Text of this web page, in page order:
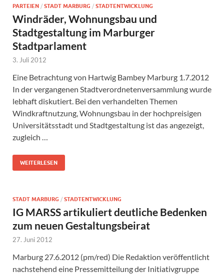
PARTEIEN / STADT MARBURG / STADTENTWICKLUNG
Windräder, Wohnungsbau und
Stadtgestaltung im Marburger
Stadtparlament
3. Juli 2012
Eine Betrachtung von Hartwig Bambey Marburg 1.7.2012
In der vergangenen Stadtverordnetenversammlung wurde
lebhaft diskutiert. Bei den verhandelten Themen
Windkraftnutzung, Wohnungsbau in der hochpreisigen
Universitätsstadt und Stadtgestaltung ist das angezeigt,
zugleich …
WEITERLESEN
STADT MARBURG / STADTENTWICKLUNG
IG MARSS artikuliert deutliche Bedenken
zum neuen Gestaltungsbeirat
27. Juni 2012
Marburg 27.6.2012 (pm/red) Die Redaktion veröffentlicht
nachstehend eine Pressemitteilung der Initiativgruppe